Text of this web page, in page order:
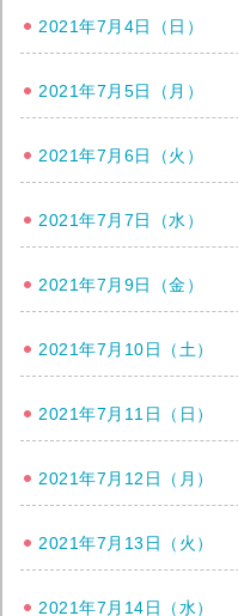
2021年7月4日（日）
2021年7月5日（月）
2021年7月6日（火）
2021年7月7日（水）
2021年7月9日（金）
2021年7月10日（土）
2021年7月11日（日）
2021年7月12日（月）
2021年7月13日（火）
2021年7月14日（水）